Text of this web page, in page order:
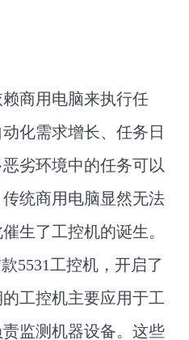
商用电脑来执行任
化需求增长、任务日
劣环境中的任务可以
统商用电脑显然无法
生了工控机的诞生。
5531工控机，开启了
工控机主要应用于工
监测机器设备。这些